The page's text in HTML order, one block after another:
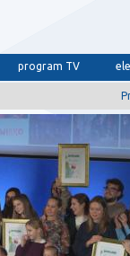
program TV